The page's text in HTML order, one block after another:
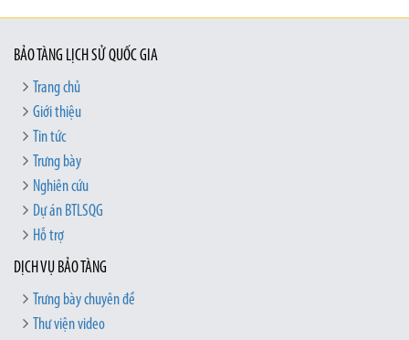
BẢO TÀNG LỊCH SỬ QUỐC GIA
Trang chủ
Giới thiệu
Tin tức
Trưng bày
Nghiên cứu
Dự án BTLSQG
Hỗ trợ
DỊCH VỤ BẢO TÀNG
Trưng bày chuyên đề
Thư viện video